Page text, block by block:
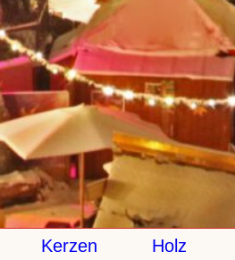
Kerzen Holz